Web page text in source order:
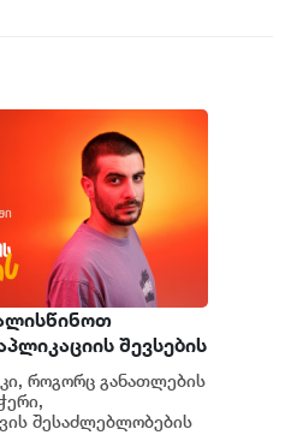
შევსების
ბანკის
ხუნდაძის
როგორც განათლების
შესაძლებლობების